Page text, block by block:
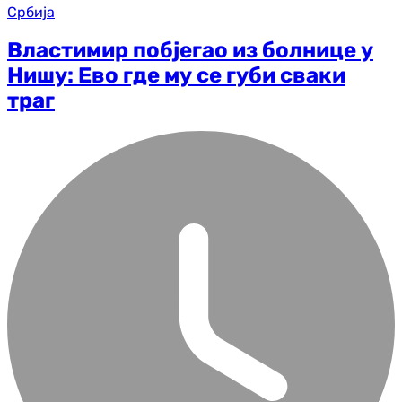
Србија
Властимир побјегао из болнице у
Нишу: Ево где му се губи сваки
траг